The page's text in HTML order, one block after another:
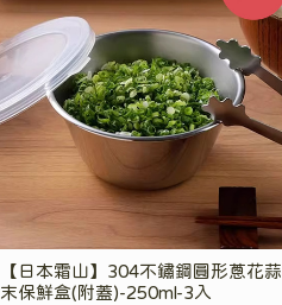
【日本霜山】304不鏽鋼圓形蔥花蒜
末保鮮盒(附蓋)-250ml-3入